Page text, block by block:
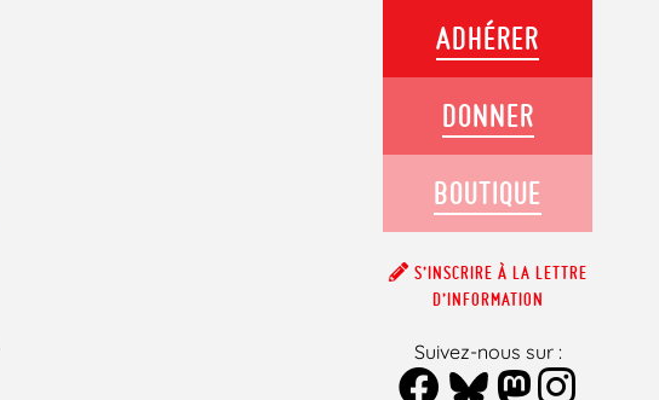
ADHÉRER
DONNER
BOUTIQUE
S’INSCRIRE À LA LETTRE
D’INFORMATION
Suivez-nous sur :